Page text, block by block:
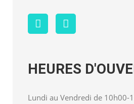
HEURES
Lundi au Vendredi de 10h00-